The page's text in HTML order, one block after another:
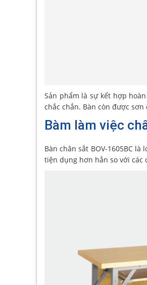
Sản phẩm là sự kết hợp
chắc chắn. Bàn còn được
Bàm làm việc
Bàn chân sắt BOV-1605BC
tiện dụng hơn hẳn so với các